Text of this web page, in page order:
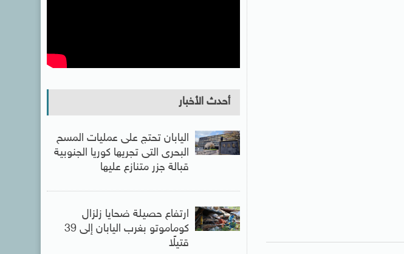
أحدث الأخبار
اليابان تحتج على عمليات المسح
البحرى التى تجريها كوريا الجنوبية
قبالة جزر متنازع عليها
ارتفاع حصيلة ضحايا زلزال
كوماموتو بغرب اليابان إلى 39
قتيلًا